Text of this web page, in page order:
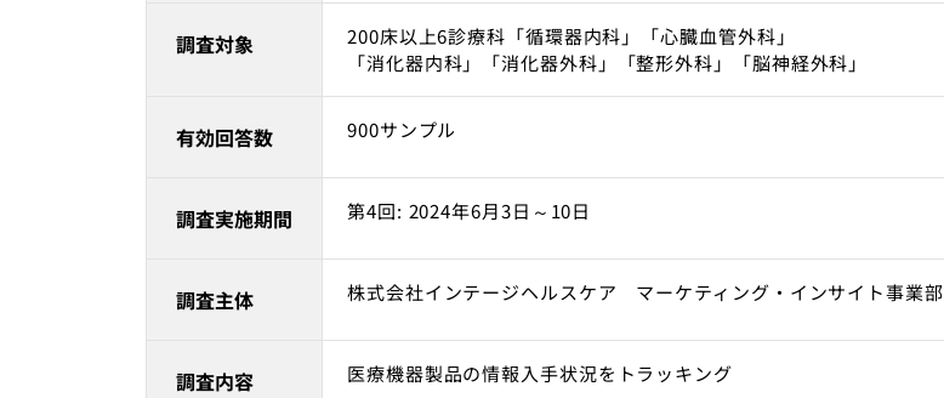
調査対象
200床以上6診療科「循環器内科」「心臓血管外科」
「消化器内科」「消化器外科」「整形外科」「脳神経外科」
有効回答数 900サンプル
調査実施期間 第4回: 2024年6月3日～10日
調査主体 株式会社インテージヘルスケア マーケティング・インサイト事業部
調査内容 医療機器製品の情報入手状況をトラッキング